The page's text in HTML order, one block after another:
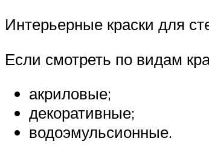
Интерьерные краски для
Если смотреть по видам
акриловые;
декоративные;
водоэмульсионные.